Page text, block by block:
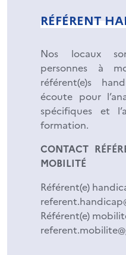
RÉFÉRENT
Nos locaux
personnes à
référent(e)s
écoute pour
spécifiques et
formation.
CONTACT
MOBILITÉ
Référent(e)
Référent(e)